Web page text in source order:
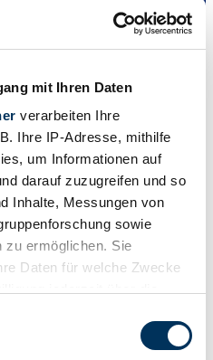
mit Ihren Daten
verarbeiten Ihre
Ihre IP-Adresse, mithilfe
um Informationen auf
darauf zuzugreifen und so
Inhalte, Messungen von
sowie
zu ermöglichen. Sie
Daten für welche Zwecke